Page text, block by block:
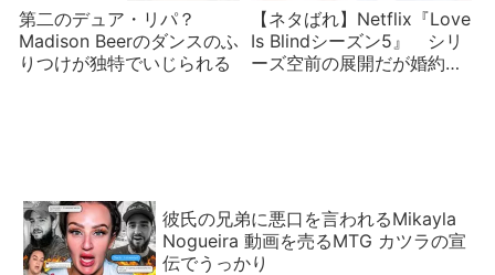
第二のデュア・リパ？
Madison Beerのダンスのふ
りつけが独特でいじられる
【ネタばれ】Netflix『Love
Is Blindシーズン5』 シリ
ーズ空前の展開だが婚約者
彼氏の兄弟に悪口を言われるMikayla
Nogueira 動画を売るMTG カツラの宣
伝でうっかり